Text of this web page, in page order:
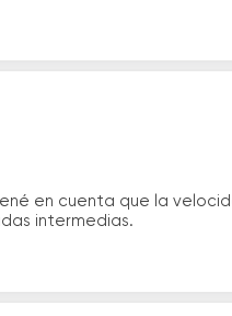
en cuenta que la
intermedias.